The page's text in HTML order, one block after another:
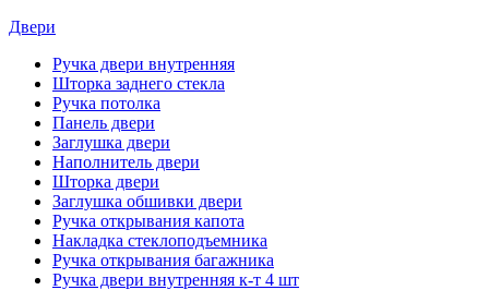
Двери
Ручка двери внутренняя
Шторка заднего стекла
Ручка потолка
Панель двери
Заглушка двери
Наполнитель двери
Шторка двери
Заглушка обшивки двери
Ручка открывания капота
Накладка стеклоподъемника
Ручка открывания багажника
Ручка двери внутренняя к-т 4 шт